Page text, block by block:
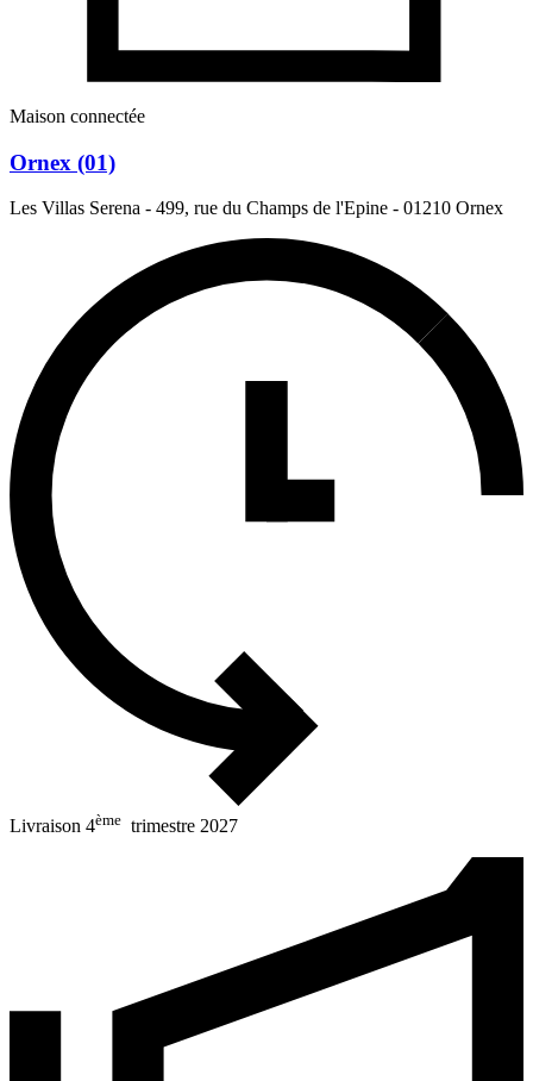
Maison connectée
Ornex (01)
Les Villas Serena - 499, rue du Champs de l'Epine - 01210 Ornex
Livraison 4ème trimestre 2027